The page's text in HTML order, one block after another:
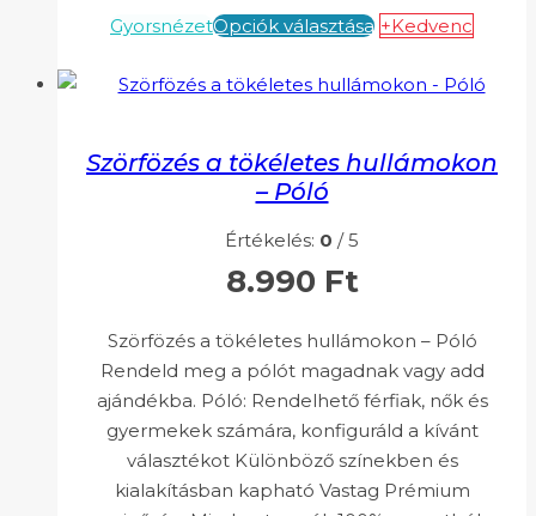
GyorsnézetOpciók választása +Kedvenc
Szörfözés a tökéletes hullámokon
– Póló
Értékelés: 0 / 5
8.990 Ft
Szörfözés a tökéletes hullámokon – Póló
Rendeld meg a pólót magadnak vagy add
ajándékba. Póló: Rendelhető férfiak, nők és
gyermekek számára, konfiguráld a kívánt
választékot Különböző színekben és
kialakításban kapható Vastag Prémium